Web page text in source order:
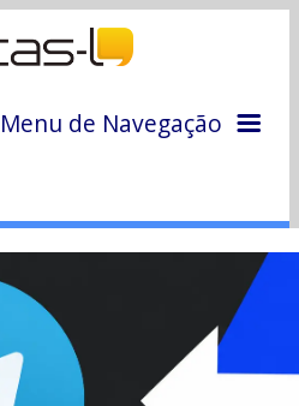
Menu de Navegação